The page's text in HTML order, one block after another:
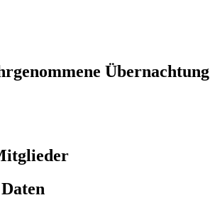
Übernachtung